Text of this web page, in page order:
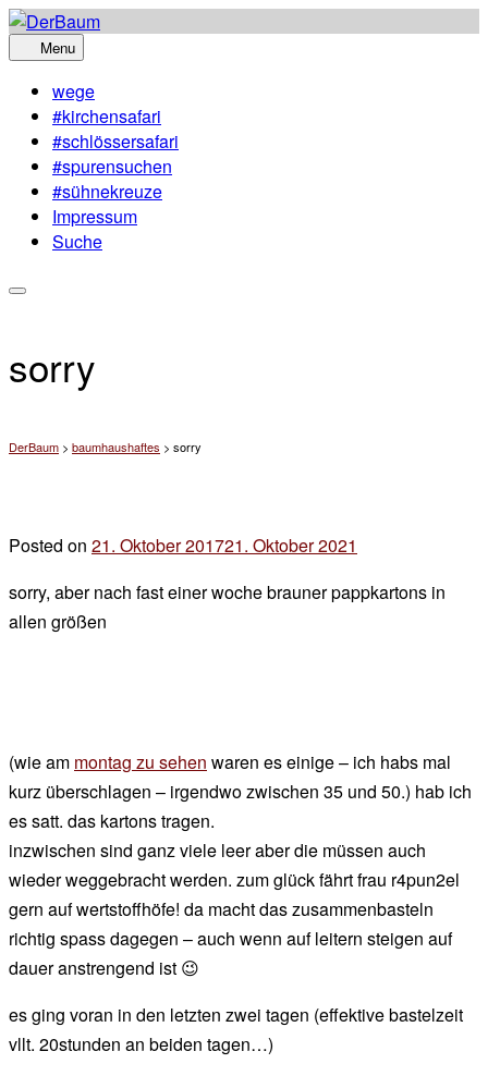
Skip
to
Menu
wege
#kirchensafari
#schlössersafari
#spurensuchen
#sühnekreuze
Impressum
Suche
sorry
DerBaum > baumhaushaftes > sorry
Posted on 21. Oktober 201721. Oktober 2021
chef
sorry, aber nach fast einer woche brauner pappkartons in
allen größen
(wie am montag zu sehen waren es einige – ich habs mal
kurz überschlagen – irgendwo zwischen 35 und 50.) hab ich
es satt. das kartons tragen.
inzwischen sind ganz viele leer aber die müssen auch
wieder weggebracht werden. zum glück fährt frau r4pun2el
gern auf wertstoffhöfe! da macht das zusammenbasteln
richtig spass dagegen – auch wenn auf leitern steigen auf
dauer anstrengend ist 😉
es ging voran in den letzten zwei tagen (effektive bastelzeit
vllt. 20stunden an beiden tagen…)